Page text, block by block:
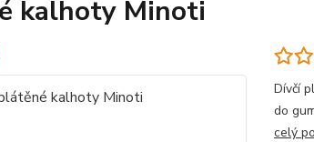
kalhoty Minoti
Dívčí
do
celý